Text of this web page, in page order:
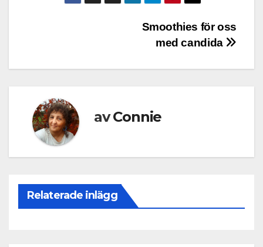
InläggsnavigeringSmoothies för oss
med candida
avConnie
Relaterade inlägg